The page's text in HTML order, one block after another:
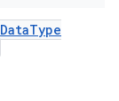
DataType